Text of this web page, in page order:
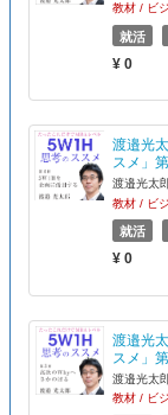
教材 / ビ
就活
¥ 0
渡邉光
スメ」
渡邉光太
教材 / ビ
就活
¥ 0
渡邉光
スメ」
渡邉光太
教材 / ビ